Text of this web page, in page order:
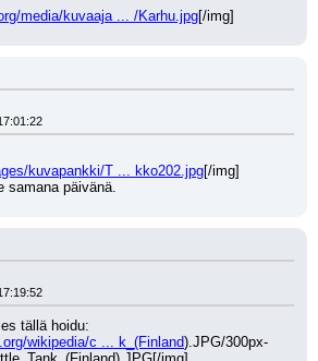
media/kuvaaja ... /Karhu.jpg[/img]
kuvapankki/T ... kko202.jpg[/img]
samana päivänä.
tällä hoidu:
wikipedia/c ... k_(Finland).JPG/300px-